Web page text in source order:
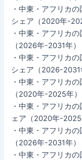
・中東・アフリカ
シェア（2020年-
・中東・アフリカ
（2026年-2031年）
・中東・アフリカ
シェア（2026-2031
・中東・アフリカ
（2020年-2025年）
・中東・アフリカ
ェア（2020年-2025
・中東・アフリカ
（2026年-2031年）
・中東・アフリカ